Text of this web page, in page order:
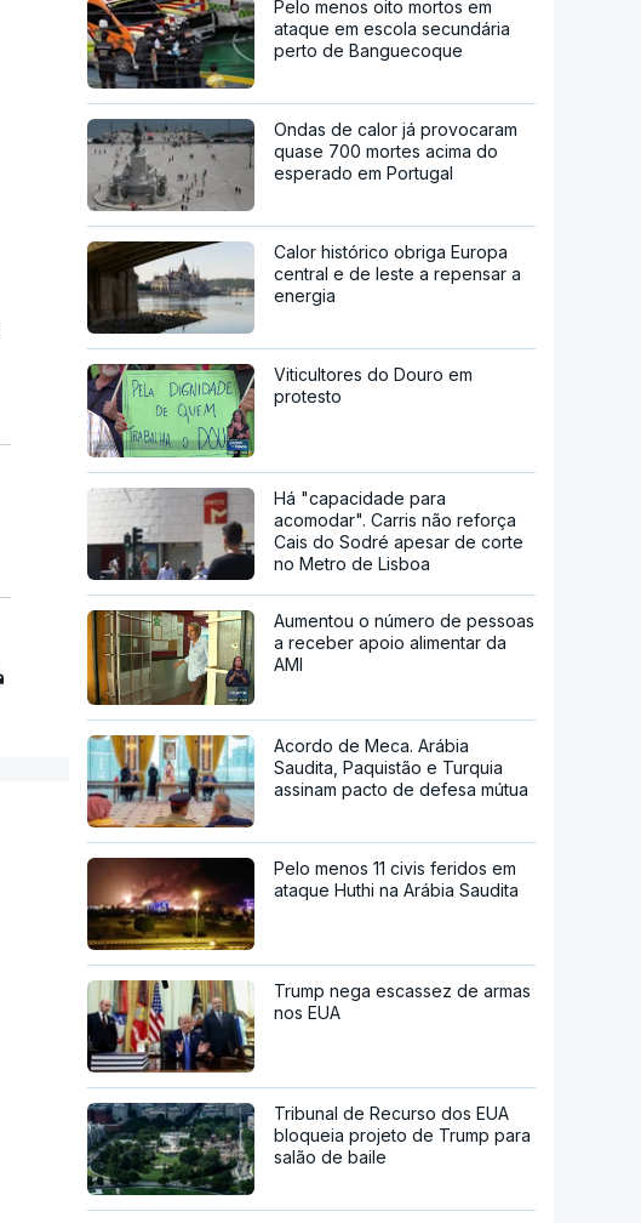
Pelo menos oito mortos em
ataque em escola secundária
perto de Banguecoque
Ondas de calor já provocaram
quase 700 mortes acima do
esperado em Portugal
Calor histórico obriga Europa
central e de leste a repensar a
energia
Viticultores do Douro em
protesto
Há "capacidade para
acomodar". Carris não reforça
Cais do Sodré apesar de corte
no Metro de Lisboa
Aumentou o número de pessoas
a receber apoio alimentar da
AMI
Acordo de Meca. Arábia
Saudita, Paquistão e Turquia
assinam pacto de defesa mútua
Pelo menos 11 civis feridos em
ataque Huthi na Arábia Saudita
Trump nega escassez de armas
nos EUA
Tribunal de Recurso dos EUA
bloqueia projeto de Trump para
salão de baile